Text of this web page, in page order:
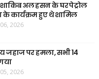
शाकिब अल हसन के घर पेट्रोल
कार्यक्रम हुए थे शामिल
2026
जहाज पर हमला, सभी 14
2026